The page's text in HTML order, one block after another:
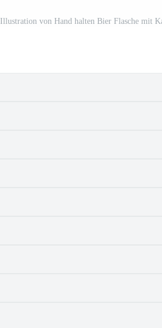
Illustration von Hand halten Bier Flasche mit